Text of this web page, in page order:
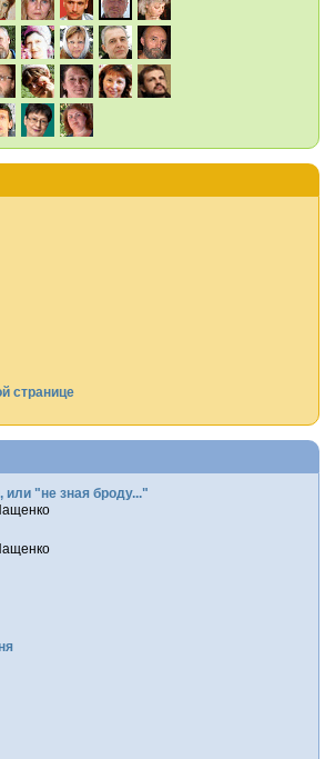
странице
"не зная броду..."